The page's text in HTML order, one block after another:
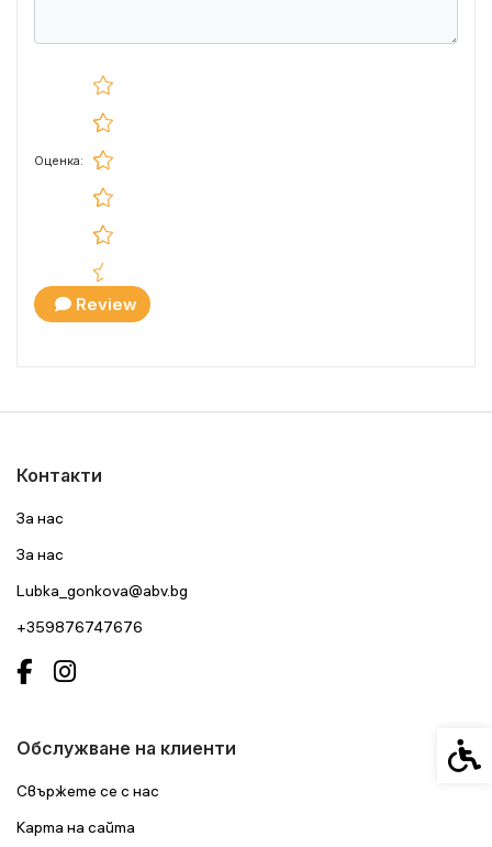
Оценка:
Review
Контакти
За нас
За нас
Lubka_gonkova@abv.bg
+359876747676
Обслужване на клиенти
Свържете се с нас
Карта на сайта